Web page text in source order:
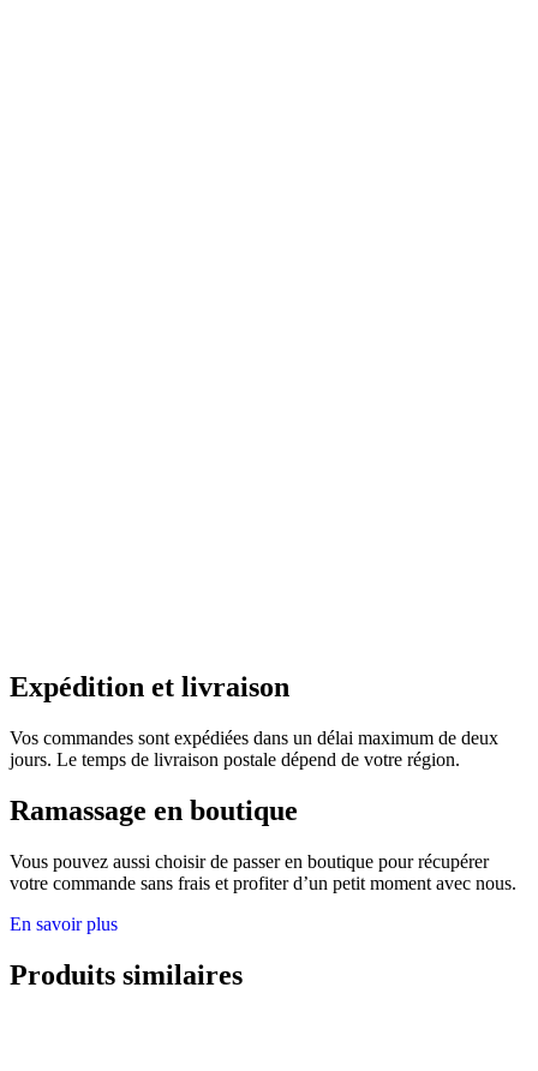
Expédition et livraison
Vos commandes sont expédiées dans un délai maximum de deux
jours. Le temps de livraison postale dépend de votre région.
Ramassage en boutique
Vous pouvez aussi choisir de passer en boutique pour récupérer
votre commande sans frais et profiter d’un petit moment avec nous.
En savoir plus
Produits similaires